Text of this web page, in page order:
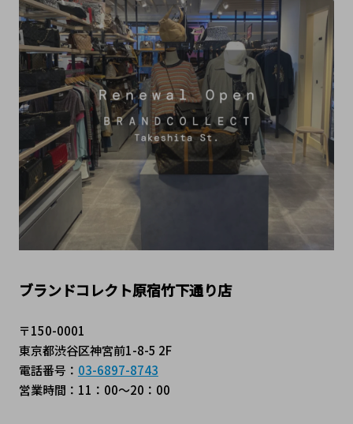
ブランドコレクト原宿竹下通り店
〒150-0001
東京都渋谷区神宮前1-8-5 2F
電話番号： 03-6897-8743
営業時間：11：00～20：00